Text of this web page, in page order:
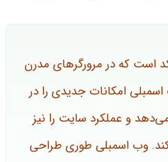
است که در مرورگرهای مدرن
امکانات جدیدی را در
و عملکرد سایت را نیز
وب اسمبلی طوری طراحی